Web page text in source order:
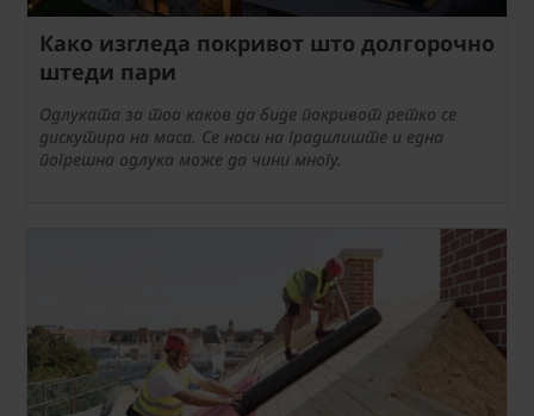
Како изгледа покривот што долгорочно
штеди пари
Одлуката за тоа каков да биде покривот ретко се
дискутира на маса. Се носи на градилиште и една
погрешна одлука може да чини многу.